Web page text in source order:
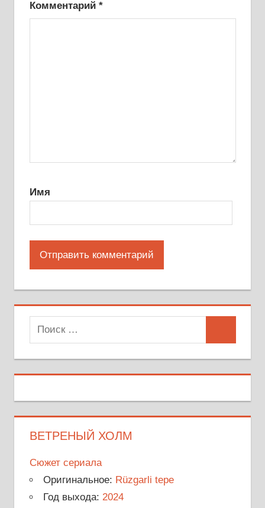
Комментарий *
Имя
Поиск
для:
ВЕТРЕНЫЙ ХОЛМ
Сюжет сериала
Оригинальное: Rüzgarli tepe
Год выхода: 2024